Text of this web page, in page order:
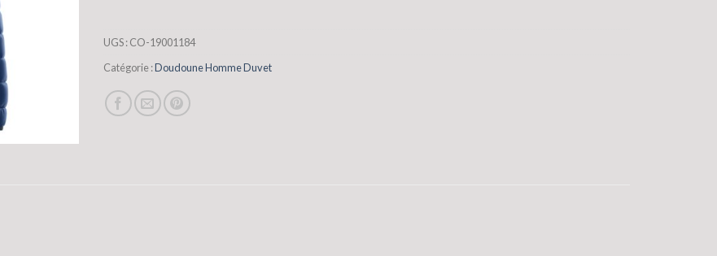
UGS :CO-19001184
Catégorie :Doudoune Homme Duvet